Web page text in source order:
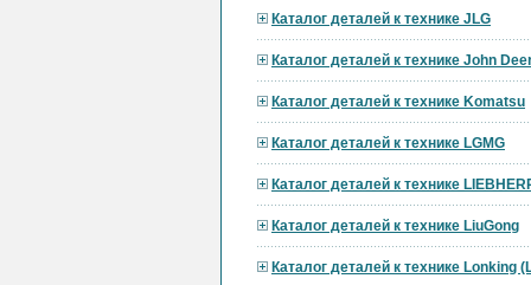
Каталог деталей к технике JLG
Каталог деталей к технике John
Каталог деталей к технике Komatsu
Каталог деталей к технике LGMG
Каталог деталей к технике
Каталог деталей к технике LiuGong
Каталог деталей к технике Lonking